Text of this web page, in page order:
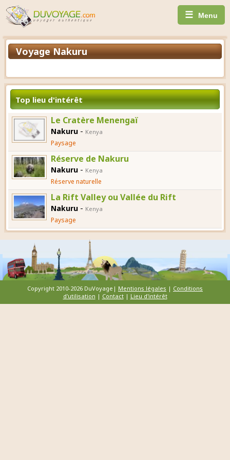
☰ Menu
Voyage Nakuru
Top lieu d'intérêt
Le Cratère Menengaï
Nakuru - Kenya
Paysage
Réserve de Nakuru
Nakuru - Kenya
Réserve naturelle
La Rift Valley ou Vallée du Rift
Nakuru - Kenya
Paysage
Copyright 2010-2026 DuVoyage| Mentions légales | Conditions
d'utilisation | Contact| Lieu d'intérêt